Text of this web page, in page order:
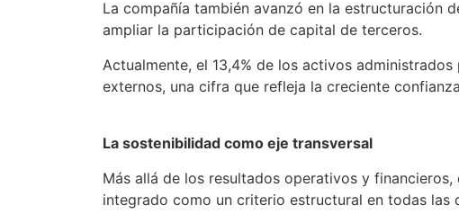
La compañía también avanzó en la estructuración
ampliar la participación de capital de terceros.
Actualmente, el 13,4% de los activos
externos, una cifra que refleja la creciente
La sostenibilidad como eje transversal
Más allá de los resultados operativos y financieros,
integrado como un criterio estructural en todas las